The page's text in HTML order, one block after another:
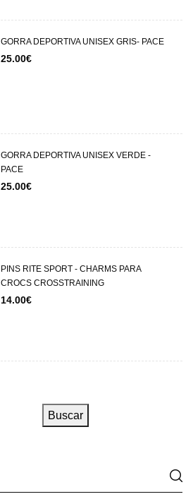
GORRA DEPORTIVA UNISEX GRIS- PACE
25.00€
GORRA DEPORTIVA UNISEX VERDE -
PACE
25.00€
PINS RITE SPORT - CHARMS PARA
CROCS CROSSTRAINING
14.00€
Buscar